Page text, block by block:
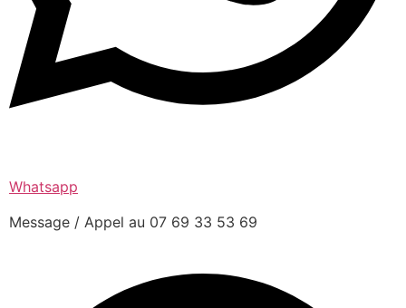
Whatsapp
Message / Appel au 07 69 33 53 69